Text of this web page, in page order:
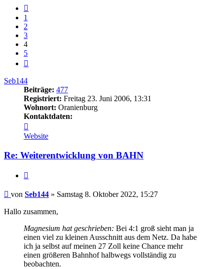
1
2
3
4
5
Seb144
Beiträge: 477
Registriert: Freitag 23. Juni 2006, 13:31
Wohnort: Oranienburg
Kontaktdaten:
von
Seb144
Website
Re: Weiterentwicklung von BAHN
Beitrag
von Seb144 » Samstag 8. Oktober 2022, 15:27
Hallo zusammen,
Magnesium hat geschrieben: Bei 4:1 groß sieht man ja
einen viel zu kleinen Ausschnitt aus dem Netz. Da habe
ich ja selbst auf meinen 27 Zoll keine Chance mehr
einen größeren Bahnhof halbwegs vollständig zu
beobachten.